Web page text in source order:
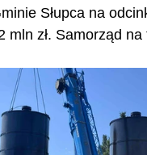
Słupca na
zł. Samorząd